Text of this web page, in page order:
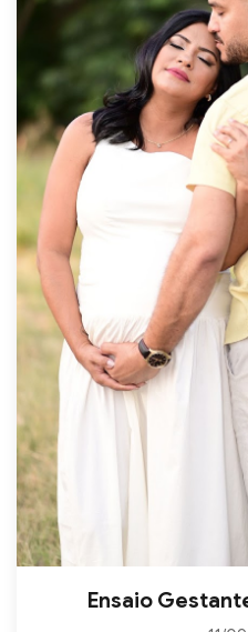
Ensaio